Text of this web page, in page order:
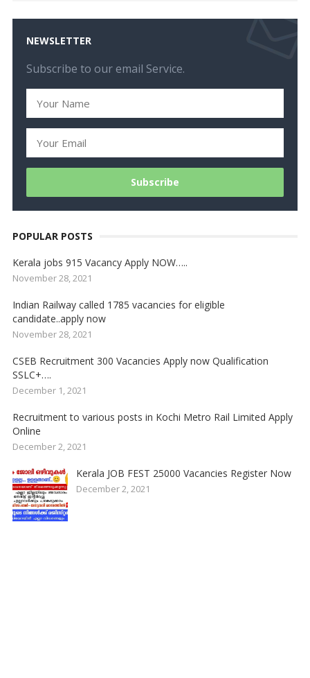
NEWSLETTER
Subscribe to our email Service.
POPULAR POSTS
Kerala jobs 915 Vacancy Apply NOW…..
November 28, 2021
Indian Railway called 1785 vacancies for eligible
candidate..apply now
November 28, 2021
CSEB Recruitment 300 Vacancies Apply now Qualification
SSLC+….
December 1, 2021
Recruitment to various posts in Kochi Metro Rail Limited Apply
Online
December 2, 2021
Kerala JOB FEST 25000 Vacancies Register Now
December 2, 2021